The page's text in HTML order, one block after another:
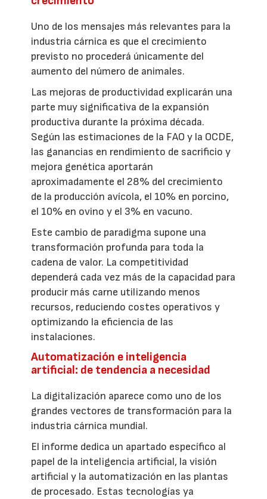
Uno de los mensajes más relevantes para la
industria cárnica es que el crecimiento
previsto no procederá únicamente del
aumento del número de animales.
Las mejoras de productividad explicarán una
parte muy significativa de la expansión
productiva durante la próxima década.
Según las estimaciones de la FAO y la OCDE,
las ganancias en rendimiento de sacrificio y
mejora genética aportarán
aproximadamente el 28% del crecimiento
de la producción avícola, el 10% en porcino,
el 10% en ovino y el 3% en vacuno.
Este cambio de paradigma supone una
transformación profunda para toda la
cadena de valor. La competitividad
dependerá cada vez más de la capacidad para
producir más carne utilizando menos
recursos, reduciendo costes operativos y
optimizando la eficiencia de las
instalaciones.
Automatización e inteligencia
artificial: de tendencia a necesidad
La digitalización aparece como uno de los
grandes vectores de transformación para la
industria cárnica mundial.
El informe dedica un apartado específico al
papel de la inteligencia artificial, la visión
artificial y la automatización en las plantas
de procesado. Estas tecnologías ya